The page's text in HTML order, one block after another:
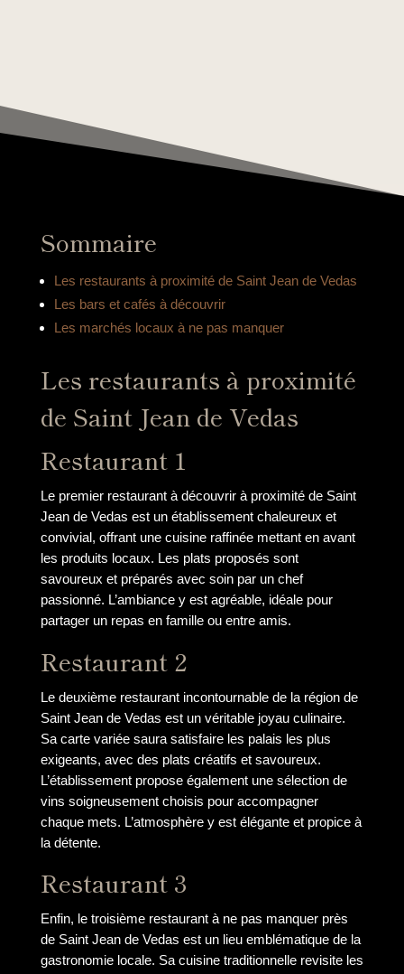
Sommaire
Les restaurants à proximité de Saint Jean de Vedas
Les bars et cafés à découvrir
Les marchés locaux à ne pas manquer
Les restaurants à proximité
de Saint Jean de Vedas
Restaurant 1
Le premier restaurant à découvrir à proximité de Saint
Jean de Vedas est un établissement chaleureux et
convivial, offrant une cuisine raffinée mettant en avant
les produits locaux. Les plats proposés sont
savoureux et préparés avec soin par un chef
passionné. L’ambiance y est agréable, idéale pour
partager un repas en famille ou entre amis.
Restaurant 2
Le deuxième restaurant incontournable de la région de
Saint Jean de Vedas est un véritable joyau culinaire.
Sa carte variée saura satisfaire les palais les plus
exigeants, avec des plats créatifs et savoureux.
L’établissement propose également une sélection de
vins soigneusement choisis pour accompagner
chaque mets. L’atmosphère y est élégante et propice à
la détente.
Restaurant 3
Enfin, le troisième restaurant à ne pas manquer près
de Saint Jean de Vedas est un lieu emblématique de la
gastronomie locale. Sa cuisine traditionnelle revisite les